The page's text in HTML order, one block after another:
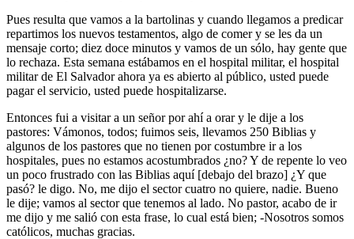
Pues resulta que vamos a la bartolinas y cuando llegamos a predicar
repartimos los nuevos testamentos, algo de comer y se les da un
mensaje corto; diez doce minutos y vamos de un sólo, hay gente que
lo rechaza. Esta semana estábamos en el hospital militar, el hospital
militar de El Salvador ahora ya es abierto al público, usted puede
pagar el servicio, usted puede hospitalizarse.
Entonces fui a visitar a un señor por ahí a orar y le dije a los
pastores: Vámonos, todos; fuimos seis, llevamos 250 Biblias y
algunos de los pastores que no tienen por costumbre ir a los
hospitales, pues no estamos acostumbrados ¿no? Y de repente lo veo
un poco frustrado con las Biblias aquí [debajo del brazo] ¿Y que
pasó? le digo. No, me dijo el sector cuatro no quiere, nadie. Bueno
le dije; vamos al sector que tenemos al lado. No pastor, acabo de ir
me dijo y me salió con esta frase, lo cual está bien; -Nosotros somos
católicos, muchas gracias.